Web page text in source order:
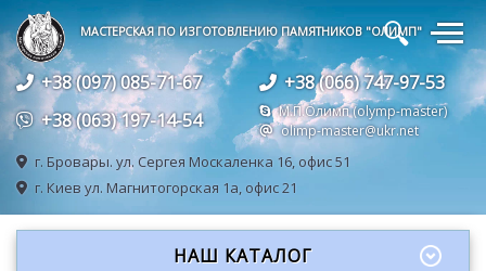
🔍
МАСТЕРСКАЯ ПО ИЗГОТОВЛЕНИЮ ПАМЯТНИКОВ "ОЛИМП"
+38 (097) 085-71-67
+38 (063) 197-14-54
+38 (066) 747-97-53
М.П.Олимп (olymp-master)
olimp-master@ukr.net
г. Бровары. ул. Сергея Москаленка 16, офис 51
г. Киев ул. Магнитогорская 1а, офис 21
НАШ КАТАЛОГ